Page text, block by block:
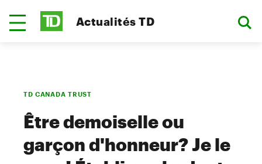
Actualités TD
TD CANADA TRUST
Être demoiselle ou
garçon d'honneur? Je le